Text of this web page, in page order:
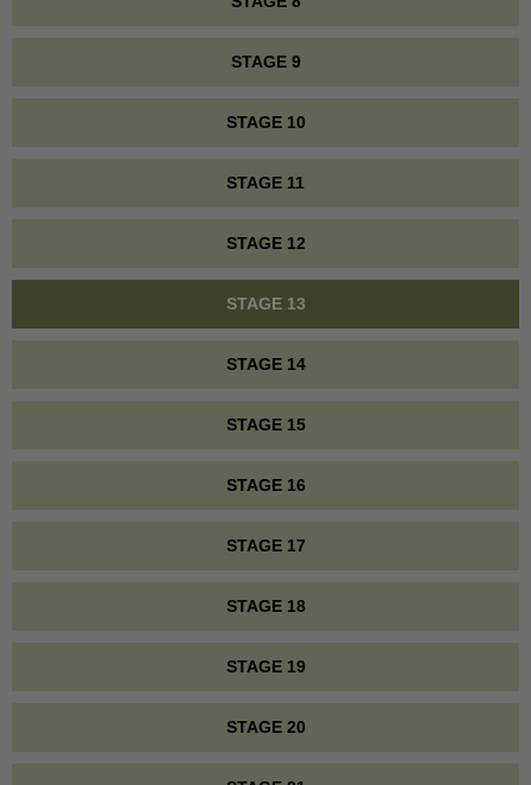
STAGE 9
STAGE 10
STAGE 11
STAGE 12
STAGE 13
STAGE 14
STAGE 15
STAGE 16
STAGE 17
STAGE 18
STAGE 19
STAGE 20